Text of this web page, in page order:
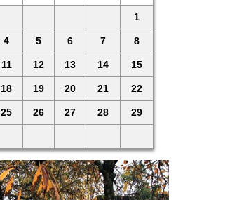
1
4 5 6 7 8
11 12 13 14 15
18 19 20 21 22
25 26 27 28 29